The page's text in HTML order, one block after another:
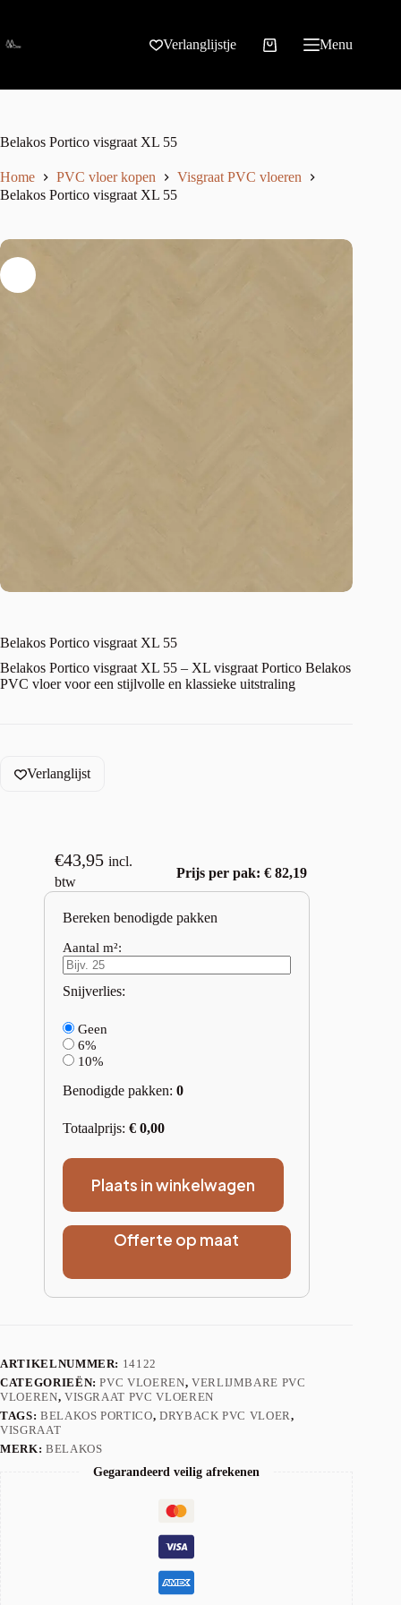
Verlanglijstje Menu
Belakos Portico visgraat XL 55
Home PVC vloer kopen
Visgraat PVC vloeren
Belakos Portico visgraat XL 55
Belakos Portico visgraat XL 55
Belakos Portico visgraat XL 55 – XL visgraat Portico Belakos
PVC vloer voor een stijlvolle en klassieke uitstraling
Verlanglijst
€43,95 incl.
btw
Prijs per pak: € 82,19
Bereken benodigde pakken
Aantal m²:
Snijverlies:
Geen
6%
10%
Benodigde pakken: 0
Totaalprijs: € 0,00
Plaats in winkelwagen
Offerte op maat
ARTIKELNUMMER: 14122
CATEGORIEËN:PVC VLOEREN, VERLIJMBARE PVC
VLOEREN, VISGRAAT PVC VLOEREN
TAGS: BELAKOS PORTICO, DRYBACK PVC VLOER,
VISGRAAT
MERK: BELAKOS
Gegarandeerd veilig afrekenen